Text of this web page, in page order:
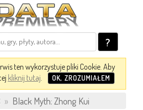
?
ten wykorzystuje pliki Cookie. Aby
kliknij tutaj. OK, ZROZUMIAŁEM
» Black Myth: Zhong Kui